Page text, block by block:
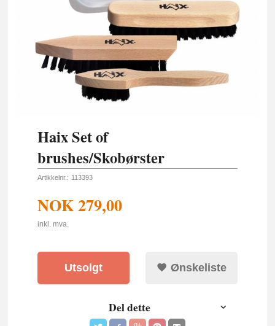
Haix Set of
brushes/Skobørster
Artikkelnr.: 113393
NOK279,00
inkl. mva.
Utsolgt Ønskeliste
Del dette